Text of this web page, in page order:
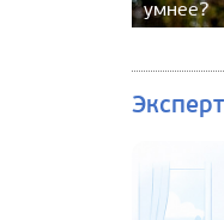
умнее?